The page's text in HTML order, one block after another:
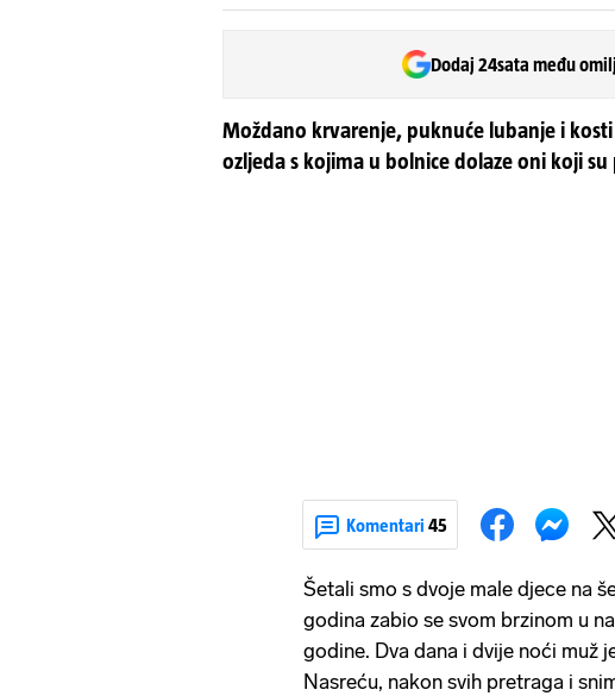
Dodaj 24sata među
Moždano krvarenje, puknuće lubanje i
ozljeda s kojima u bolnice dolaze oni koji
Komentari 45
Šetali smo s dvoje male djece na
godina zabio se svom brzinom u
godine. Dva dana i dvije noći muž
Nasreću, nakon svih pretraga i